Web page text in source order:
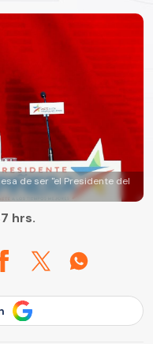
de ser "el Presidente del
hrs.